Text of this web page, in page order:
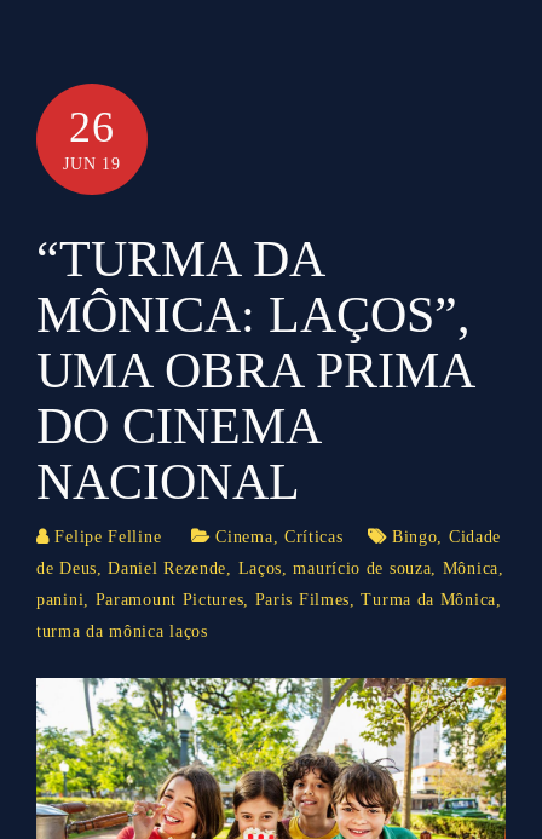
26
JUN 19
“TURMA DA
MÔNICA: LAÇOS”,
UMA OBRA PRIMA
DO CINEMA
NACIONAL
Felipe Felline Cinema, Críticas Bingo, Cidade
de Deus,Daniel Rezende, Laços,maurício de souza, Mônica,
panini, Paramount Pictures, Paris Filmes,Turma da Mônica,
turma da mônica laços